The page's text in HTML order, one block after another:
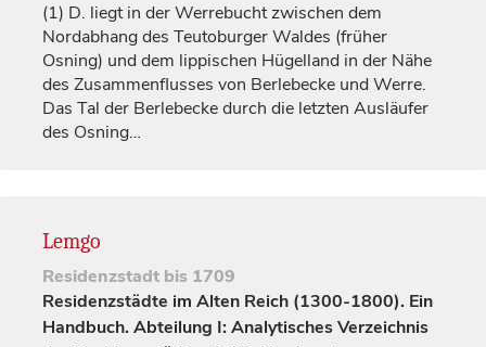
(1) D. liegt in der Werrebucht zwischen dem
Nordabhang des Teutoburger Waldes (früher
Osning) und dem lippischen Hügelland in der Nähe
des Zusammenflusses von Berlebecke und Werre.
Das Tal der Berlebecke durch die letzten Ausläufer
des Osning…
Lemgo
Residenzstadt bis 1709
Residenzstädte im Alten Reich (1300-1800). Ein
Handbuch. Abteilung I: Analytisches Verzeichnis